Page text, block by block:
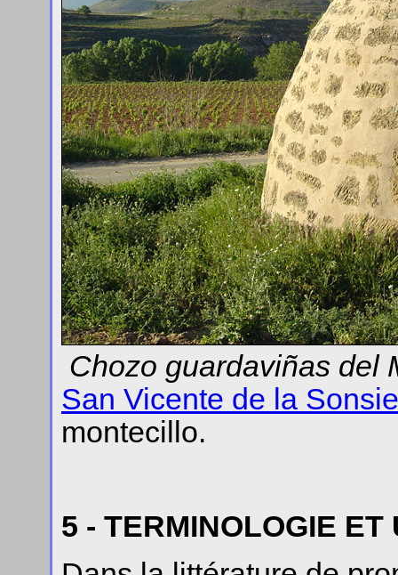
Chozo guardaviñas del
San Vicente de la
montecillo.
5 - TERMINOLOGIE ET